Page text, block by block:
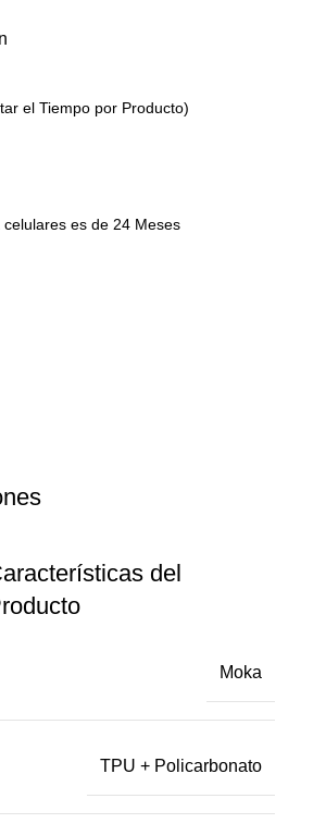
el Tiempo por Producto)
es de 24 Meses
del
Moka
TPU + Policarbonato